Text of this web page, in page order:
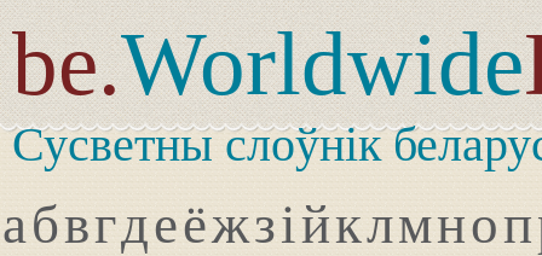
be.Worldwide
Сусветны слоўнік
абвгдеёжзійклмноп